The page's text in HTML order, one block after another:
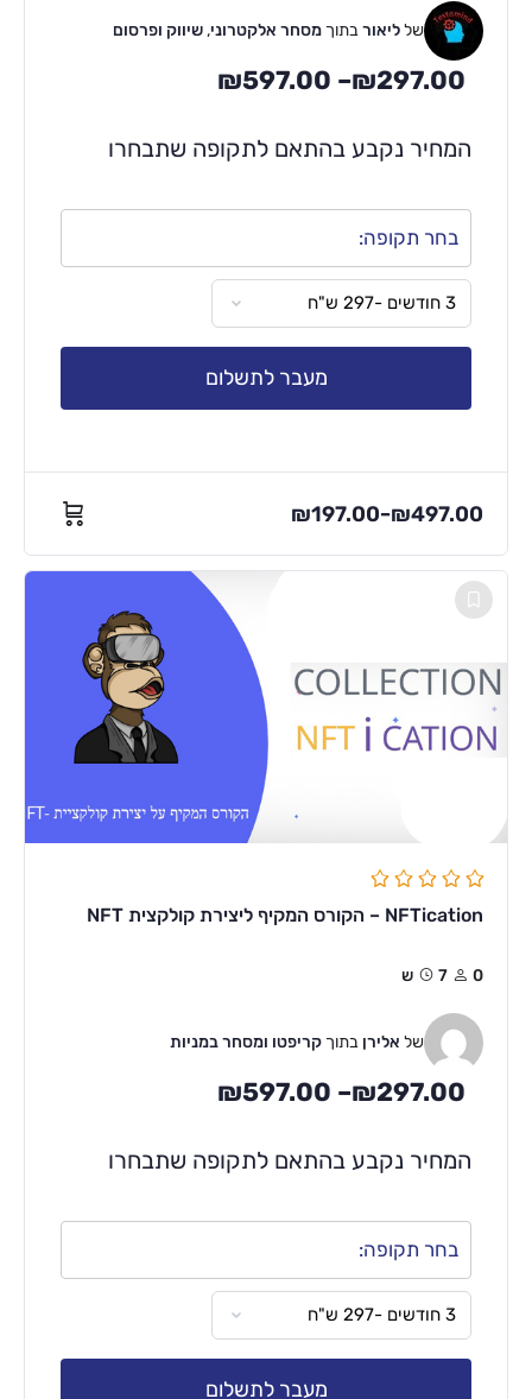
שלליאורבתוך מסחר אלקטרוני,שיווק ופרסום
₪297.00
–
₪597.00
המחיר נקבע בהתאם לתקופה שתבחרו
בחר תקופה:
מעבר לתשלום
₪197.00–₪497.00
NFTication – הקורס המקיף ליצירת קולקצית NFT
0 7ש
של אלירן בתוך קריפטו ומסחר במניות
₪297.00
–
₪597.00
המחיר נקבע בהתאם לתקופה שתבחרו
בחר תקופה:
מעבר לתשלום